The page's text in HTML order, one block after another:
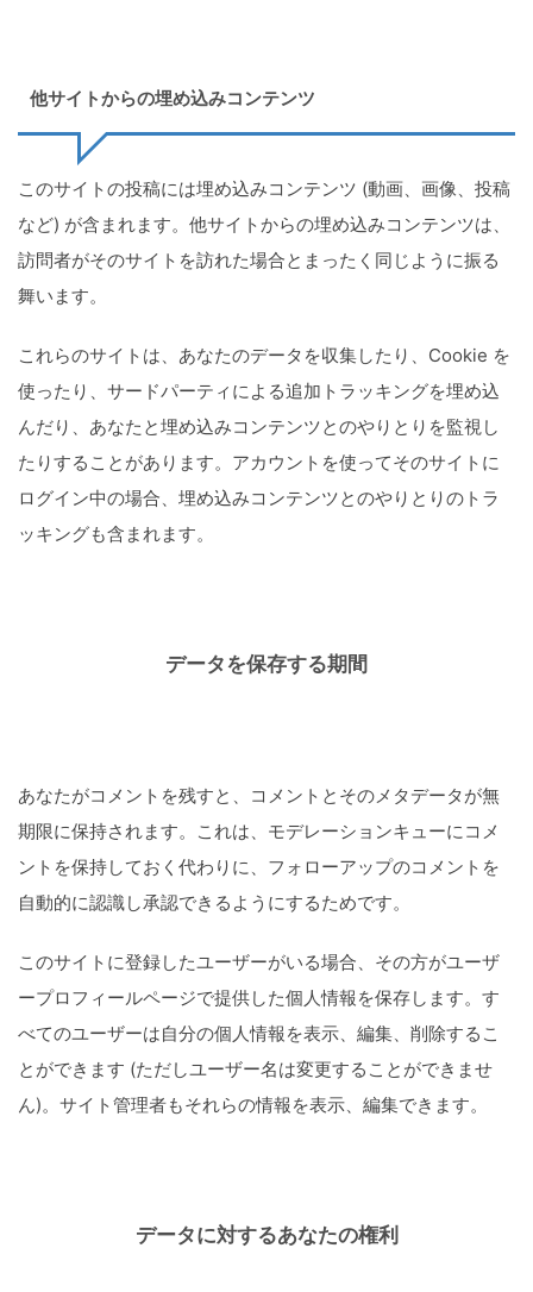
他サイトからの埋め込みコンテンツ
このサイトの投稿には埋め込みコンテンツ (動画、画像、投稿
など) が含まれます。他サイトからの埋め込みコンテンツは、
訪問者がそのサイトを訪れた場合とまったく同じように振る
舞います。
これらのサイトは、あなたのデータを収集したり、Cookie を
使ったり、サードパーティによる追加トラッキングを埋め込
んだり、あなたと埋め込みコンテンツとのやりとりを監視し
たりすることがあります。アカウントを使ってそのサイトに
ログイン中の場合、埋め込みコンテンツとのやりとりのトラ
ッキングも含まれます。
データを保存する期間
あなたがコメントを残すと、コメントとそのメタデータが無
期限に保持されます。これは、モデレーションキューにコメ
ントを保持しておく代わりに、フォローアップのコメントを
自動的に認識し承認できるようにするためです。
このサイトに登録したユーザーがいる場合、その方がユーザ
ープロフィールページで提供した個人情報を保存します。す
べてのユーザーは自分の個人情報を表示、編集、削除するこ
とができます (ただしユーザー名は変更することができませ
ん)。サイト管理者もそれらの情報を表示、編集できます。
データに対するあなたの権利